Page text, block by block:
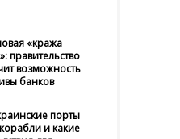
«кража
правительство
возможность
банков
порты
и какие